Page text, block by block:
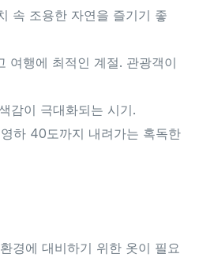
속 조용한 자연을 즐기기 좋
여행에 최적인 계절. 관광객이
감이 극대화되는 시기.
하 40도까지 내려가는 혹독한
경에 대비하기 위한 옷이 필요